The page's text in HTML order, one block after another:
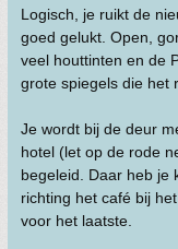
Logisch, je ruikt de
goed gelukt. Open,
veel houttinten en de
grote spiegels die het
Je wordt bij de deur
hotel (let op de rode
begeleid. Daar heb je
richting het café bij
voor het laatste.